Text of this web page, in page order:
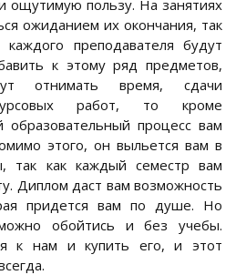
ощутимую пользу. На занятиях
ожиданием их окончания, так
преподавателя будут
к этому ряд предметов,
отнимать время, сдачи
работ, то кроме
процесс вам
этого, он выльется вам в
так как каждый семестр вам
Диплом даст вам возможность
придется вам по душе. Но
обойтись и без учебы.
к нам и купить его, и этот